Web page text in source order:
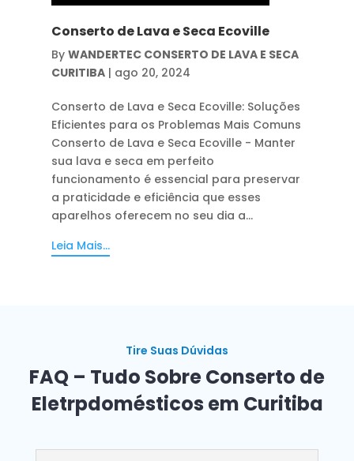
Conserto de Lava e Seca Ecoville
By WANDERTEC CONSERTO DE LAVA E SECA
CURITIBA| ago 20, 2024
Conserto de Lava e Seca Ecoville: Soluções
Eficientes para os Problemas Mais Comuns
Conserto de Lava e Seca Ecoville - Manter
sua lava e seca em perfeito
funcionamento é essencial para preservar
a praticidade e eficiência que esses
aparelhos oferecem no seu dia a...
Leia Mais...
Tire Suas Dúvidas
FAQ – Tudo Sobre Conserto de
Eletrpdomésticos em Curitiba